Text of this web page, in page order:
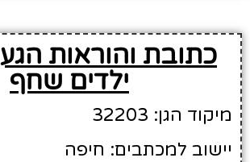
כתובת והוראות
ילדים שחף
מיקוד הגן: 32203
יישוב למכתבים: חיפה